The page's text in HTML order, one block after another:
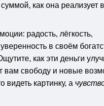
как она реализует
радость, лёгкость,
в своём
как эти деньги
вам свободу и новые
видеть картинку, а